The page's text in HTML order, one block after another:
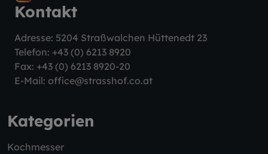
Kontakt
Adresse: 5204 Straßwalchen Hüttenedt 23
Telefon: +43 (0) 6213 8920
Fax: +43 (0) 6213 8920-20
E-Mail: office@strasshof.co.at
Kategorien
Kochmesser